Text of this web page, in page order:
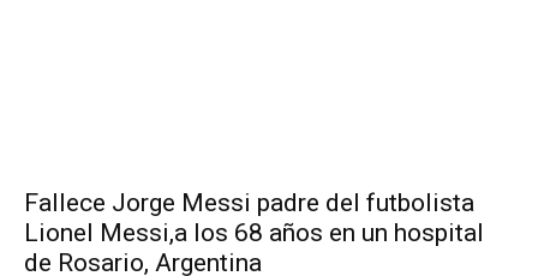
Fallece Jorge Messi padre del futbolista
Lionel Messi,a los 68 años en un hospital
de Rosario, Argentina